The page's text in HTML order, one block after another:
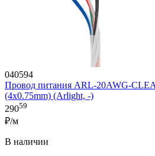
040594
Провод питания ARL-20AWG-
(4x0.75mm) (Arlight, -)
29059
₽/м
В наличии